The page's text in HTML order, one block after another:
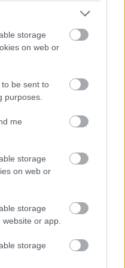
storage
on web or
be sent to
purposes.
me
storage
on web or
storage
or app.
storage
korlátozza a sugar
ezt is lenyúlták Glazerék
Szintén hülyeség. Joel
Chicagoba elintézni
a Ronaldo összeget
Fergie nem így tett, beérte
is versenyben volt a